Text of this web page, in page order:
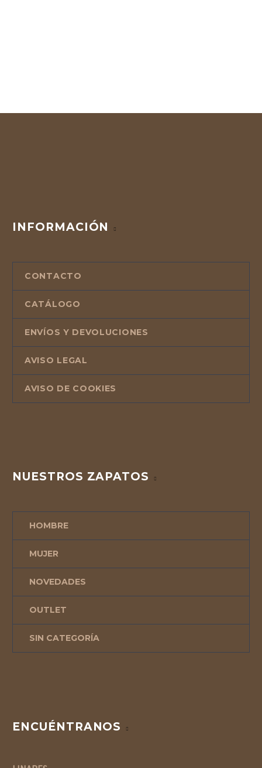
INFORMACIÓN
CONTACTO
CATÁLOGO
ENVÍOS Y DEVOLUCIONES
AVISO LEGAL
AVISO DE COOKIES
NUESTROS ZAPATOS
HOMBRE
MUJER
NOVEDADES
OUTLET
SIN CATEGORÍA
ENCUÉNTRANOS